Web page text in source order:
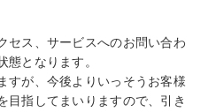
セス、サービスへのお問い合わ
態となります。
すが、今後よりいっそうお客様
目指してまいりますので、引き